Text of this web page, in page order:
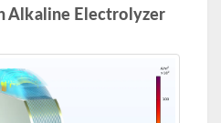
Alkaline Electrolyzer